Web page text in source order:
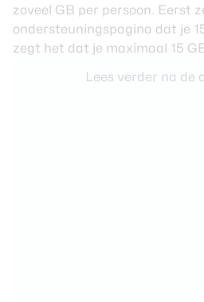
zoveel GB per persoon. Eerst
ondersteuningspagina dat je
zegt het dat je maximaal 15
Lees verder na de